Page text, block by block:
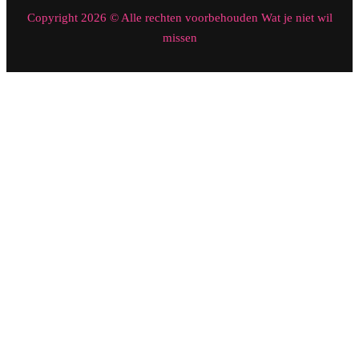
Copyright 2026 © Alle rechten voorbehouden Wat je niet wil
missen